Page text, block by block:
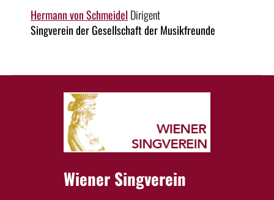
Hermann von Schmeidel Dirigent
Singverein der Gesellschaft der Musikfreunde
Wiener Singverein